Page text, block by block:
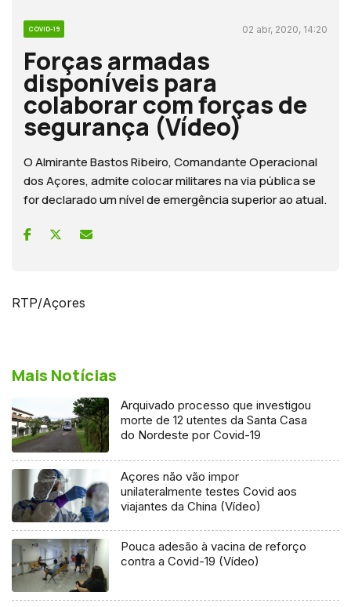
COVID-19 02 abr, 2020, 14:20
Forças armadas
disponíveis para
colaborar com forças de
segurança (Vídeo)
O Almirante Bastos Ribeiro, Comandante Operacional
dos Açores, admite colocar militares na via pública se
for declarado um nível de emergência superior ao atual.
RTP/Açores
Mais Notícias
Arquivado processo que investigou
morte de 12 utentes da Santa Casa
do Nordeste por Covid-19
Açores não vão impor
unilateralmente testes Covid aos
viajantes da China (Vídeo)
Pouca adesão à vacina de reforço
contra a Covid-19 (Vídeo)